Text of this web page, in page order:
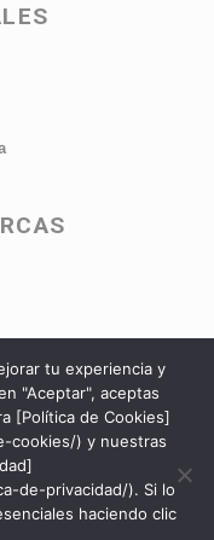
tu experiencia y
"Aceptar", aceptas
[Política de Cookies]
cookies/) y nuestras
de-privacidad/). Si lo
haciendo clic